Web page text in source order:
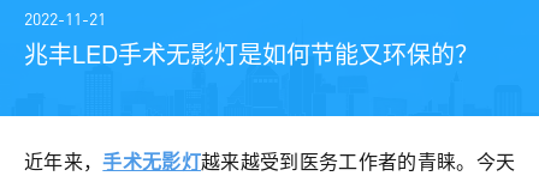
产品&解决方案
关于我们
2022-11-21
兆丰LED手术无影灯是如何节能又环保的？
近年来，手术无影灯越来越受到医务工作者的青睐。今天